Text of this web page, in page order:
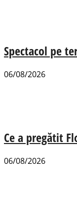
Spectacol pe
06/08/2026
Ce a pregătit
06/08/2026